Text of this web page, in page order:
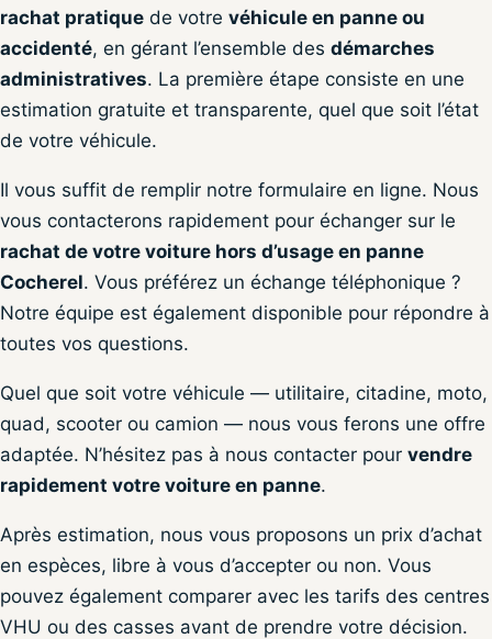
rachat pratique de votre véhicule en panne ou
accidenté, en gérant l’ensemble des démarches
administratives. La première étape consiste en une
estimation gratuite et transparente, quel que soit l’état
de votre véhicule.
Il vous suffit de remplir notre formulaire en ligne. Nous
vous contacterons rapidement pour échanger sur le
rachat de votre voiture hors d’usage en panne
Cocherel. Vous préférez un échange téléphonique ?
Notre équipe est également disponible pour répondre à
toutes vos questions.
Quel que soit votre véhicule — utilitaire, citadine, moto,
quad, scooter ou camion — nous vous ferons une offre
adaptée. N’hésitez pas à nous contacter pour vendre
rapidement votre voiture en panne.
Après estimation, nous vous proposons un prix d’achat
en espèces, libre à vous d’accepter ou non. Vous
pouvez également comparer avec les tarifs des centres
VHU ou des casses avant de prendre votre décision.